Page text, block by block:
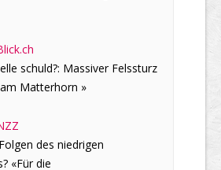
schuld?: Massiver Felssturz
Matterhorn »
des niedrigen
«Für die